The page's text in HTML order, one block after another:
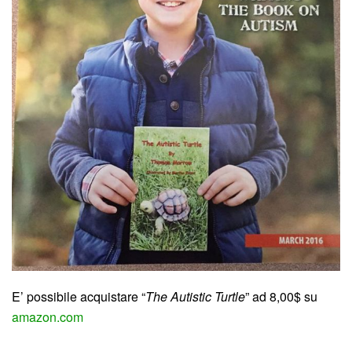
E’ possibile acquistare “The Autistic Turtle” ad 8,00$ su
amazon.com